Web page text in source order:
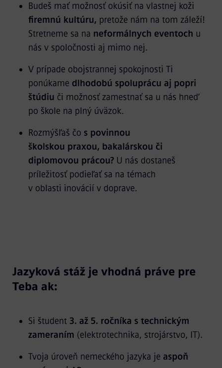
Budeš mať možnosť okúsiť na vlastnej koži
firemnú kultúru, pretože nám na tom záleží!
Stretneme sa na neformálnych eventoch u
nás v spoločnosti aj mimo nej.
V prípade obojstrannej spokojnosti Ti
ponúkame dlhodobú spoluprácu aj popri
štúdiu či možnosť zamestnať sa u nás hneď
po škole na plný úväzok.
Rozmýšľaš čo s povinnou
školskou praxou, bakalárskou či
diplomovou prácou?U nás dostaneš
príležitosť podieľať sa na témach
v oblasti inovácií v doprave.
Jazyková stáž je vhodná práve pre
Teba ak:
Si študent 3. až 5. ročníka s technickým
zameraním (elektrotechnika, strojárstvo, IT).
Tvoja úroveň nemeckého jazyka je aspoň